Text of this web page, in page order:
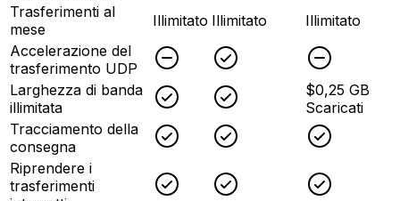
Trasferimenti al
mese
Illimitato Illimitato
Illimitato
Accelerazione del
trasferimento UDP
Unchecked
Larghezza di banda
illimitata
Checked
$0,25 GB
Scaricati
Tracciamento della
consegna
Checked
Riprendere i
trasferimenti
Checked